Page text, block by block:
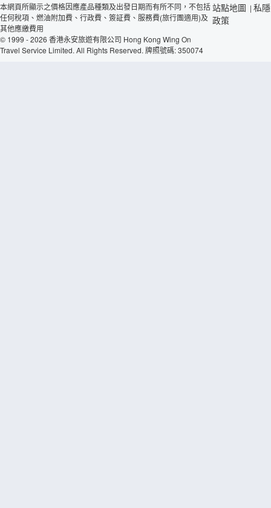
本網頁所顯示之價格因應產品種類及出發日期而有所不同，不包括
任何稅項、燃油附加費、行政費、簽証費、服務費(旅行團適用)及
其他應繳費用
© 1999 - 2026 香港永安旅遊有限公司 Hong Kong Wing On
Travel Service Limited. All Rights Reserved. 牌照號碼: 350074
站點地圖 | 私隱
政策